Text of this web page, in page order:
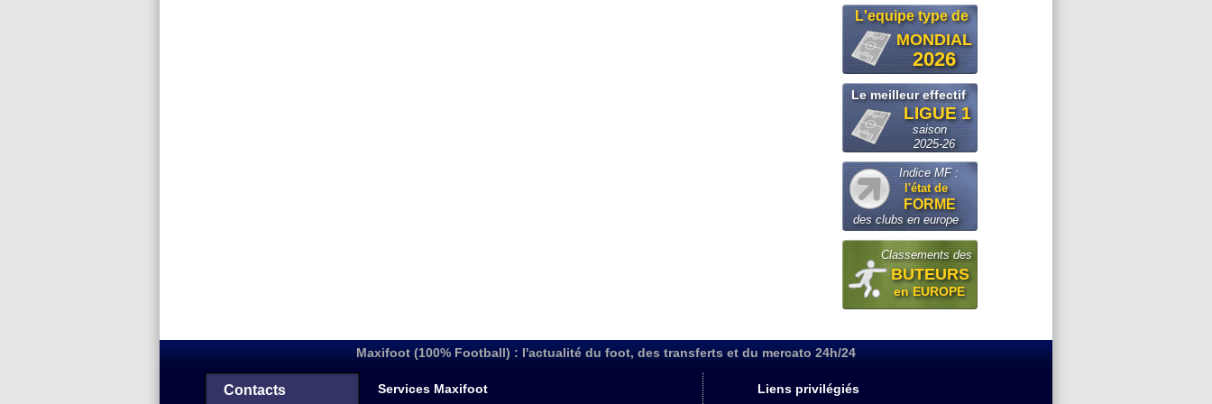
L'equipe type de
MONDIAL
2026
Le meilleur effectif
LIGUE 1
saison
2025-26
Indice MF :
l'état de
FORME
des clubs en europe
Classements des
BUTEURS
en EUROPE
Maxifoot (100% Football) : l'actualité du foot, des transferts et du mercato 24h/24
Contacts Services Maxifoot Liens privilégiés